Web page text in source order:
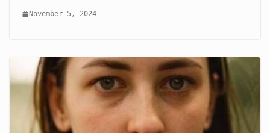
November 5, 2024